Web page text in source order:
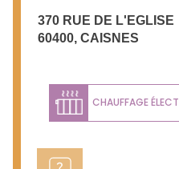
370 RUE DE L'EGLISE
60400, CAISNES
CHAUFFAGE